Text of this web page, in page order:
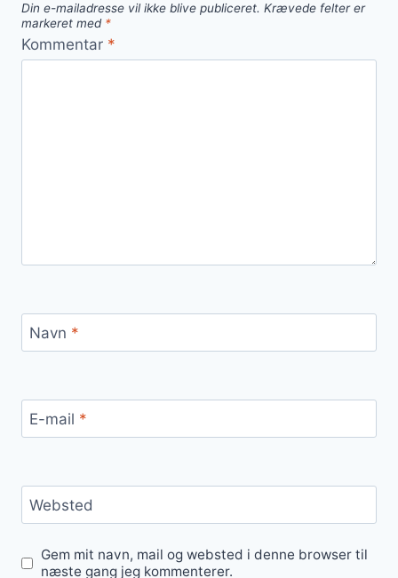
Din e-mailadresse vil ikke blive publiceret. Krævede felter er
markeret med *
Kommentar *
Navn *
E-mail *
Websted
Gem mit navn, mail og websted i denne browser til
næste gang jeg kommenterer.